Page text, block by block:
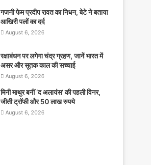
गजनी फेम प्रदीप रावत का निधन, बेटे ने बताया
आखिरी पलों का दर्द
August 6, 2026
रक्षाबंधन पर लगेगा चंद्र ग्रहण, जानें भारत में
असर और सूतक काल की सच्चाई
August 6, 2026
मिनी माथुर बनीं ‘द अलायंस’ की पहली विनर,
जीती ट्रॉफी और 50 लाख रुपये
August 6, 2026